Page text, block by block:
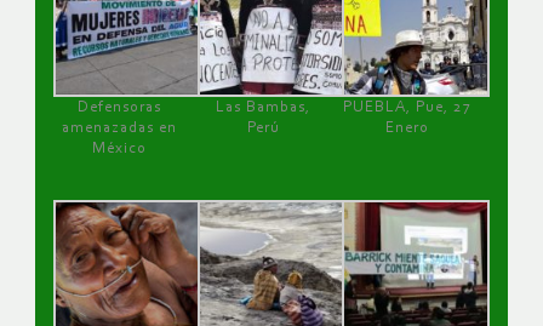
Defensoras
amenazadas en
México
Las Bambas,
Perú
PUEBLA, Pue, 27
Enero